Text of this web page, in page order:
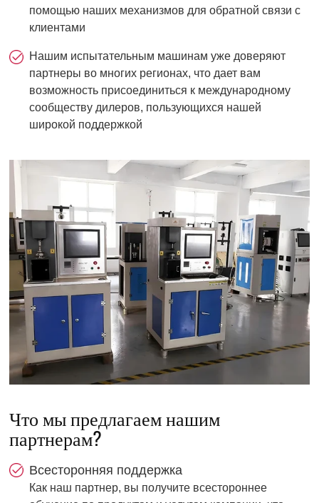
помощью наших механизмов для обратной связи с
клиентами
Нашим испытательным машинам уже доверяют
партнеры во многих регионах, что дает вам
возможность присоединиться к международному
сообществу дилеров, пользующихся нашей
широкой поддержкой
Что мы предлагаем нашим
партнерам?
Всесторонняя поддержка
Как наш партнер, вы получите всестороннее